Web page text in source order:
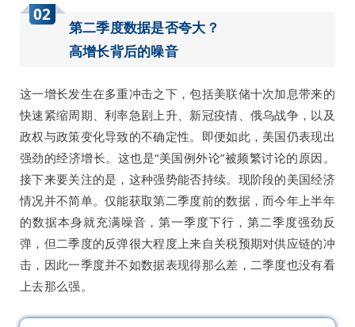
02
第二季度数据是否夸大？
高增长背后的噪音
这一增长发生在多重冲击之下，包括美联储十次加息带来的
快速紧缩周期、利率急剧上升、新冠疫情、俄乌战争，以及
政权与政策变化导致的不确定性。即便如此，美国仍表现出
强劲的经济增长。这也是“美国例外论”被频繁讨论的原因。
接下来要关注的是，这种强势能否持续。现阶段的美国经济
情况并不简单。仅能获取第二季度前的数据，而今年上半年
的数据本身就充满噪音，第一季度下行，第二季度强劲反
弹，但二季度的反弹很大程度上来自关税预期对供应链的冲
击，因此一季度并不如数据表现得那么差，二季度也没有看
上去那么强。